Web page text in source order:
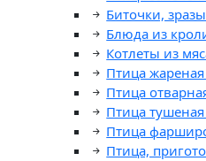
Биточки,
Блюда из
Котлеты из
Птица жареная
Птица
Птица тушеная
Птица
Птица,